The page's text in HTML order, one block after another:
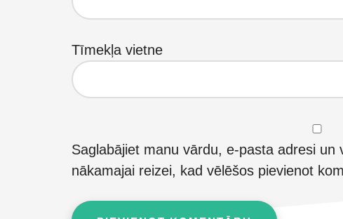
Tīmekļa vietne
Saglabājiet manu vārdu, e-pasta adresi un
nākamajai reizei, kad vēlēšos pievienot